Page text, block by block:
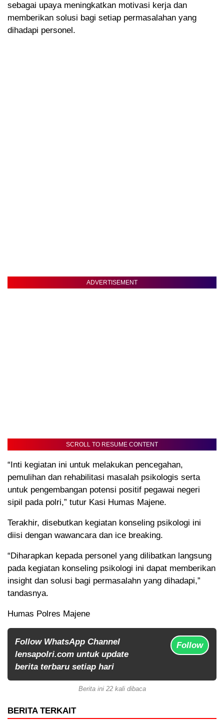
sebagai upaya meningkatkan motivasi kerja dan
memberikan solusi bagi setiap permasalahan yang
dihadapi personel.
ADVERTISEMENT
SCROLL TO RESUME CONTENT
“Inti kegiatan ini untuk melakukan pencegahan,
pemulihan dan rehabilitasi masalah psikologis serta
untuk pengembangan potensi positif pegawai negeri
sipil pada polri,” tutur Kasi Humas Majene.
Terakhir, disebutkan kegiatan konseling psikologi ini
diisi dengan wawancara dan ice breaking.
“Diharapkan kepada personel yang dilibatkan langsung
pada kegiatan konseling psikologi ini dapat memberikan
insight dan solusi bagi permasalahn yang dihadapi,”
tandasnya.
Humas Polres Majene
Follow WhatsApp Channel
lensapolri.com untuk update
berita terbaru setiap hari
Follow
Berita ini 22 kali dibaca
BERITA TERKAIT